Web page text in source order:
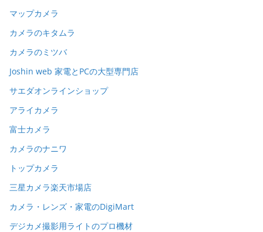
マップカメラ
カメラのキタムラ
カメラのミツバ
Joshin web 家電とPCの大型専門店
サエダオンラインショップ
アライカメラ
富士カメラ
カメラのナニワ
トップカメラ
三星カメラ楽天市場店
カメラ・レンズ・家電のDigiMart
デジカメ撮影用ライトのプロ機材